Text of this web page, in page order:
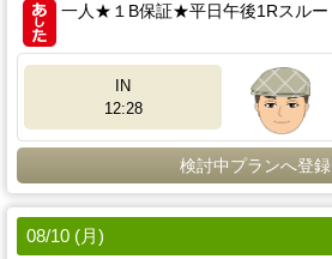
一人★１B保証★平日午後1Rスルー
IN
12:28
検討中プランへ登録
08/10 (月)